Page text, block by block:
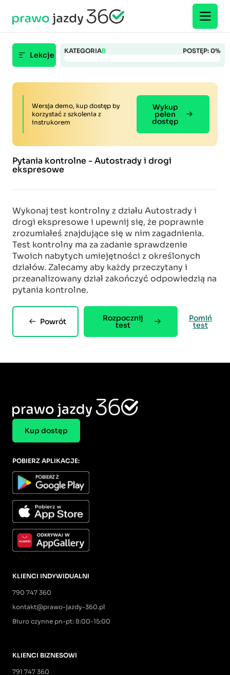
Lekcje KATEGORIAB POSTĘP: 0%
Wersja demo, kup dostęp by
korzystać z szkolenia z
instrukorem
Wykup
pełen
dostęp
Pytania kontrolne - Autostrady i drogi
ekspresowe
Wykonaj test kontrolny z działu Autostrady i
drogi ekspresowe i upewnij się, że poprawnie
zrozumiałeś znajdujące się w nim zagadnienia.
Test kontrolny ma za zadanie sprawdzenie
Twoich nabytych umiejętności z określonych
działów. Zalecamy aby każdy przeczytany i
przeanalizowany dział zakończyć odpowiedzią na
pytania kontrolne.
Powrót Rozpocznij
test
Pomiń
test
Kup dostęp
KLIENCI INDYWIDUALNI
790 747 360
kontakt@prawo-jazdy-360.pl
Biuro czynne pn-pt: 8:00-15:00
KLIENCI BIZNESOWI
791 747 360
POBIERZ APLIKACJE: